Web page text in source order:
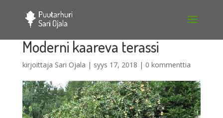
Moderni kaareva terassi
kirjoittaja Sari Ojala | syys 17, 2018 | 0 kommenttia